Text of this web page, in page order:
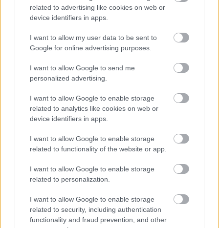
related to advertising like cookies on web or
device identifiers in apps.
I want to allow my user data to be sent to
Google for online advertising purposes.
I want to allow Google to send me
personalized advertising.
I want to allow Google to enable storage
related to analytics like cookies on web or
device identifiers in apps.
I want to allow Google to enable storage
related to functionality of the website or app.
I want to allow Google to enable storage
related to personalization.
I want to allow Google to enable storage
related to security, including authentication
functionality and fraud prevention, and other